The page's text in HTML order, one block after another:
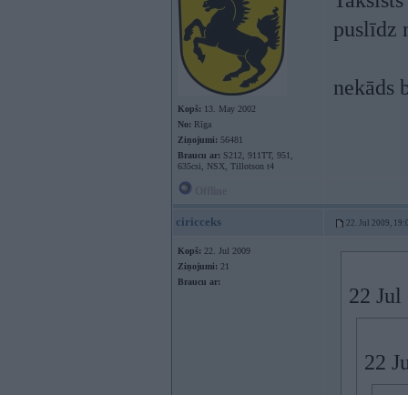
Kopš: 13. May 2002
No: Rīga
Ziņojumi: 56481
Braucu ar: S212, 911TT, 951,
635csi, NSX, Tillotson t4
puslīdz
nekāds
ciricceks 22. Jul 2009,
Kopš: 22. Jul 2009
Ziņojumi: 21
Braucu ar:
22
22